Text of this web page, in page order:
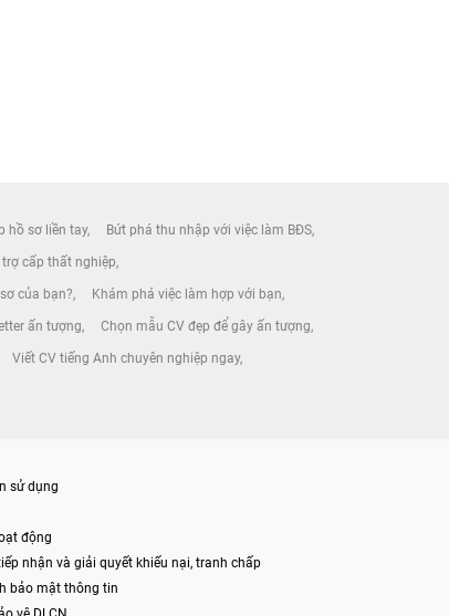
hồ sơ liền tay Bứt phá thu nhập với việc làm BĐS
cấp thất nghiệp
của bạn? Khám phá việc làm hợp với bạn
ấn tượng Chọn mẫu CV đẹp để gây ấn tượng
Viết CV tiếng Anh chuyên nghiệp ngay
sử dụng
động
nhận và giải quyết khiếu nại, tranh chấp
bảo mật thông tin